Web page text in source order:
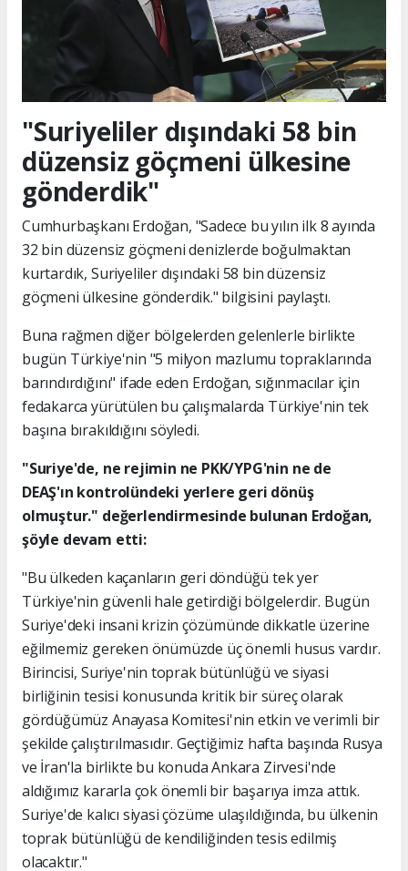
"Suriyeliler dışındaki 58 bin
düzensiz göçmeni ülkesine
gönderdik"
Cumhurbaşkanı Erdoğan, "Sadece bu yılın ilk 8 ayında
32 bin düzensiz göçmeni denizlerde boğulmaktan
kurtardık, Suriyeliler dışındaki 58 bin düzensiz
göçmeni ülkesine gönderdik." bilgisini paylaştı.
Buna rağmen diğer bölgelerden gelenlerle birlikte
bugün Türkiye'nin "5 milyon mazlumu topraklarında
barındırdığını" ifade eden Erdoğan, sığınmacılar için
fedakarca yürütülen bu çalışmalarda Türkiye'nin tek
başına bırakıldığını söyledi.
"Suriye'de, ne rejimin ne PKK/YPG'nin ne de
DEAŞ'ın kontrolündeki yerlere geri dönüş
olmuştur." değerlendirmesinde bulunan Erdoğan,
şöyle devam etti:
"Bu ülkeden kaçanların geri döndüğü tek yer
Türkiye'nin güvenli hale getirdiği bölgelerdir. Bugün
Suriye'deki insani krizin çözümünde dikkatle üzerine
eğilmemiz gereken önümüzde üç önemli husus vardır.
Birincisi, Suriye'nin toprak bütünlüğü ve siyasi
birliğinin tesisi konusunda kritik bir süreç olarak
gördüğümüz Anayasa Komitesi'nin etkin ve verimli bir
şekilde çalıştırılmasıdır. Geçtiğimiz hafta başında Rusya
ve İran'la birlikte bu konuda Ankara Zirvesi'nde
aldığımız kararla çok önemli bir başarıya imza attık.
Suriye'de kalıcı siyasi çözüme ulaşıldığında, bu ülkenin
toprak bütünlüğü de kendiliğinden tesis edilmiş
olacaktır."